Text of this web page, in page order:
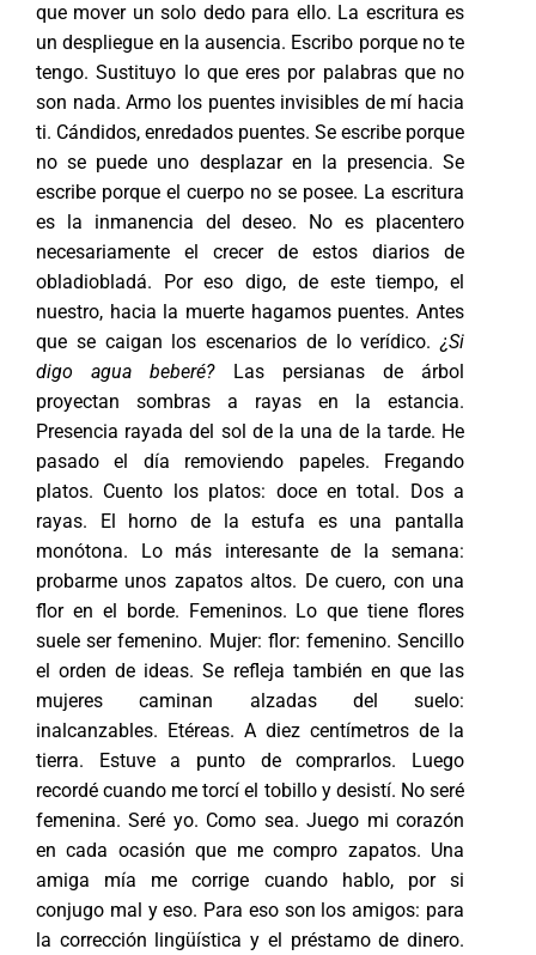
que mover un solo dedo para ello. La escritura es
un despliegue en la ausencia. Escribo porque no te
tengo. Sustituyo lo que eres por palabras que no
son nada. Armo los puentes invisibles de mí hacia
ti. Cándidos, enredados puentes. Se escribe porque
no se puede uno desplazar en la presencia. Se
escribe porque el cuerpo no se posee. La escritura
es la inmanencia del deseo. No es placentero
necesariamente el crecer de estos diarios de
obladiobladá. Por eso digo, de este tiempo, el
nuestro, hacia la muerte hagamos puentes. Antes
que se caigan los escenarios de lo verídico.¿Si
digo agua beberé?Las persianas de árbol
proyectan sombras a rayas en la estancia.
Presencia rayada del sol de la una de la tarde. He
pasado el día removiendo papeles. Fregando
platos. Cuento los platos: doce en total. Dos a
rayas. El horno de la estufa es una pantalla
monótona. Lo más interesante de la semana:
probarme unos zapatos altos. De cuero, con una
flor en el borde. Femeninos. Lo que tiene flores
suele ser femenino. Mujer: flor: femenino. Sencillo
el orden de ideas. Se refleja también en que las
mujeres caminan alzadas del suelo:
inalcanzables. Etéreas. A diez centímetros de la
tierra. Estuve a punto de comprarlos. Luego
recordé cuando me torcí el tobillo y desistí. No seré
femenina. Seré yo. Como sea. Juego mi corazón
en cada ocasión que me compro zapatos. Una
amiga mía me corrige cuando hablo, por si
conjugo mal y eso. Para eso son los amigos: para
la corrección lingüística y el préstamo de dinero.